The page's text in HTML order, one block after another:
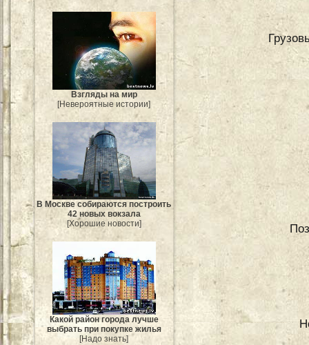
Взгляды на мир
[Невероятные истории]
В Москве собираются построить
42 новых вокзала
[Хорошие новости]
Какой район города лучше
выбрать при покупке жилья
[Надо знать]